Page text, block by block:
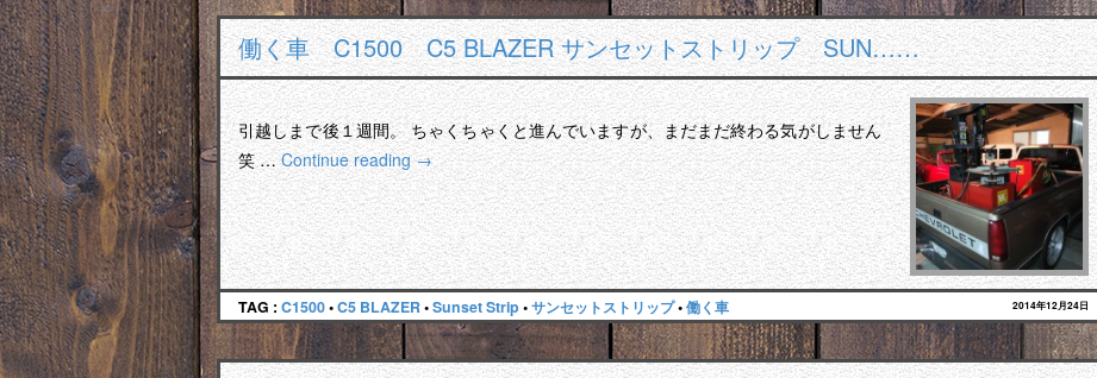
働く車 C1500 C5 BLAZER サンセットストリップ SUN……
引越しまで後１週間。 ちゃくちゃくと進んでいますが、まだまだ終わる気がしません
笑 …Continue reading→
TAG : C1500•C5 BLAZER•Sunset Strip •サンセットストリップ•働く車 2014年12月24日